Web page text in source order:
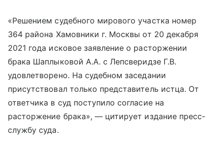
«Решением судебного мирового участка номер
364 района Хамовники г. Москвы от 20 декабря
2021 года исковое заявление о расторжении
брака Шаплыковой А.А. с Лепсверидзе Г.В.
удовлетворено. На судебном заседании
присутствовал только представитель истца. От
ответчика в суд поступило согласие на
расторжение брака», — цитирует издание пресс-
службу суда.